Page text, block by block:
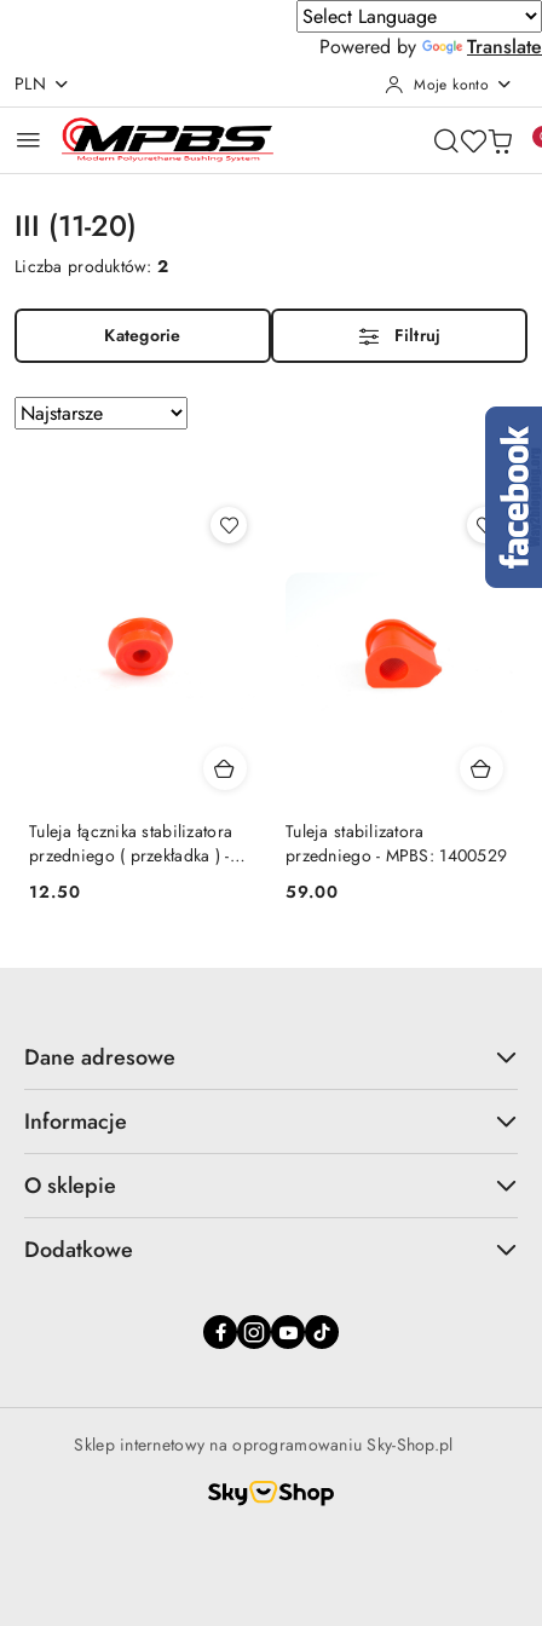
Powered by
Translate
Przejdź do treści głównej
Przejdź do wyszukiwarki
Przejdź do moje konto
Przejdź do menu głównego
Przejdź do stopki
PLN Moje konto
III (11-20)
Liczba produktów:2
Kategorie Filtruj
Zastosowano
sortowanie:
Sortuj
według
Tuleja łącznika stabilizatora
przedniego ( przekładka ) -
MPBS: 1400533
Cena:
12.50
Tuleja stabilizatora
przedniego - MPBS: 1400529
Cena:
59.00
Dane adresowe
Informacje
O sklepie
Dodatkowe
Sklep internetowy na oprogramowaniu Sky-Shop.pl